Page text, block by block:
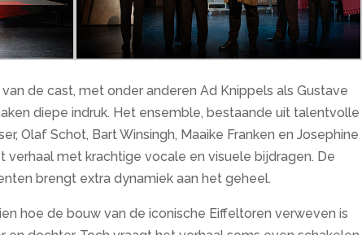
de cast, met onder anderen Ad Knippels als Gustave
diepe indruk. Het ensemble, bestaande uit talentvolle
Olaf Schot, Bart Winsingh, Maaike Franken en Josephine
verhaal met krachtige vocale en visuele bijdragen. De
brengt extra dynamiek aan het geheel.
hoe de bouw van de iconische Eiffeltoren verweven is